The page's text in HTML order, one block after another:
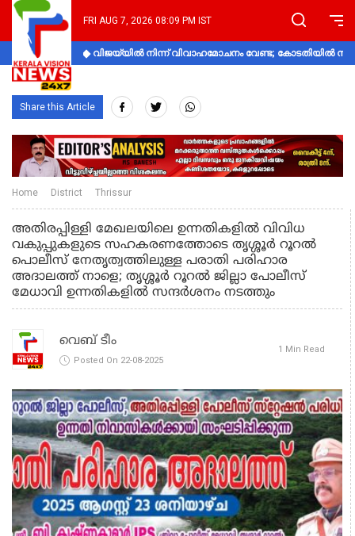
FRI AUG 7, 2026 08:09 PM IST
വിജയ്‌യിൽ നിന്ന് വിവാഹമോചനം വേണ്ട; കോടതിയിൽ
Share this Article
Home District Thrissur
അതിരപ്പിള്ളി മേഖലയിലെ ഉന്നതികളിൽ വിവിധ
വകുപ്പുകളുടെ സഹകരണത്തോടെ തൃശ്ശൂർ റൂറൽ
പൊലീസ് നേതൃത്വത്തിലുള്ള പരാതി പരിഹാര
അദാലത്ത് നാളെ; തൃശ്ശൂർ റൂറൽ ജില്ലാ പോലീസ്
മേധാവി ഉന്നതികളിൽ സന്ദർശനം നടത്തും
വെബ് ടീം
Posted On 22-08-2025
1 Min Read